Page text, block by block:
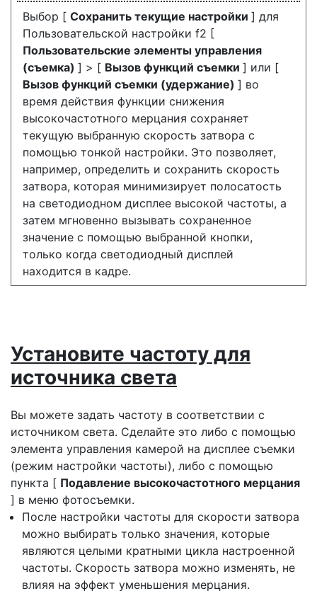
Выбор [ Сохранить текущие настройки ] для
Пользовательской настройки f2 [
Пользовательские элементы управления
(съемка) ] > [ Вызов функций съемки ] или [
Вызов функций съемки (удержание) ] во
время действия функции снижения
высокочастотного мерцания сохраняет
текущую выбранную скорость затвора с
помощью тонкой настройки. Это позволяет,
например, определить и сохранить скорость
затвора, которая минимизирует полосатость
на светодиодном дисплее высокой частоты, а
затем мгновенно вызывать сохраненное
значение с помощью выбранной кнопки,
только когда светодиодный дисплей
находится в кадре.
Установите частоту для
источника света
Вы можете задать частоту в соответствии с
источником света. Сделайте это либо с помощью
элемента управления камерой на дисплее съемки
(режим настройки частоты), либо с помощью
пункта [ Подавление высокочастотного мерцания
] в меню фотосъемки.
После настройки частоты для скорости затвора
можно выбирать только значения, которые
являются целыми кратными цикла настроенной
частоты. Скорость затвора можно изменять, не
влияя на эффект уменьшения мерцания.